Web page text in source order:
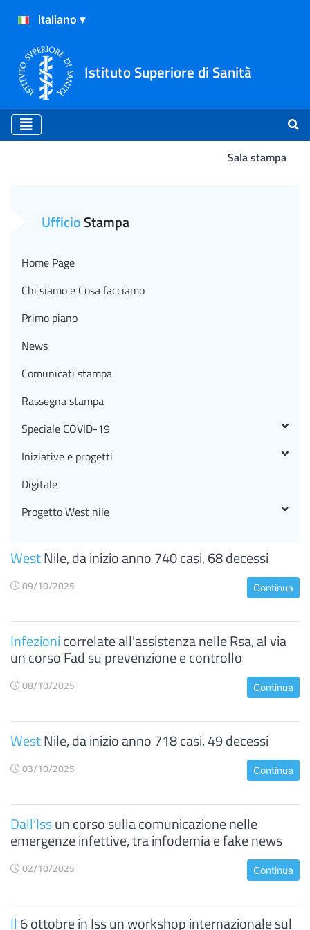
Istituto Superiore di Sanità
Sala stampa
WestNile, da inizio anno 740 casi, 68 decessi
09/10/2025 Continua
Infezionicorrelate all'assistenza nelle Rsa, al via
un corso Fad su prevenzione e controllo
08/10/2025 Continua
WestNile, da inizio anno 718 casi, 49 decessi
03/10/2025 Continua
Dall’Issun corso sulla comunicazione nelle
emergenze infettive, tra infodemia e fake news
02/10/2025 Continua
Il 6 ottobre in Iss un workshop internazionale sul
UfficioStampa
Home Page
Chi siamo e Cosa facciamo
Primo piano
News
Comunicati stampa
Rassegna stampa
Speciale COVID-19
Iniziative e progetti
Digitale
Progetto West nile